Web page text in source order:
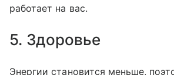
работает на вас.
5. Здоровье
Энергии становится меньше,